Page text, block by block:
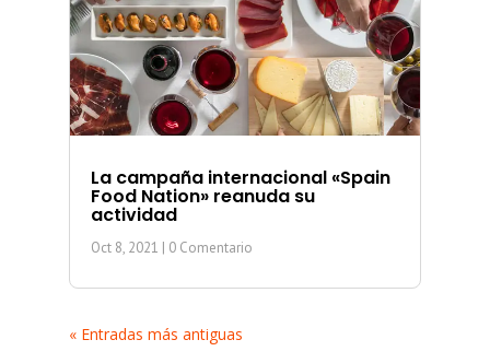
La campaña internacional «Spain
Food Nation» reanuda su
actividad
Oct 8, 2021 | 0 Comentario
« Entradas más antiguas